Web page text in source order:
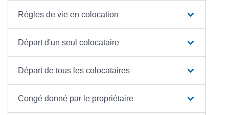
Règles de vie en colocation
Départ d'un seul colocataire
Départ de tous les colocataires
Congé donné par le propriétaire